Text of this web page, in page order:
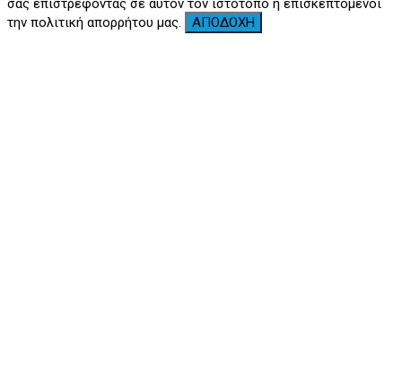
σας επιστρέφοντας σε αυτόν τον ιστότοπο ή επισκεπτόμενοι
την πολιτική απορρήτου μας.
ΑΠΟΔΟΧΗ